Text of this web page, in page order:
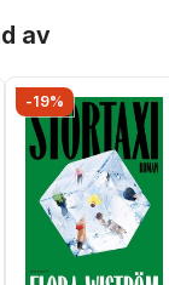
av
-19%